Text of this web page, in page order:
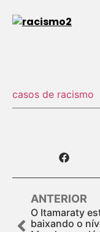
casos de racismo
ANTERIOR
O Itamaraty
baixando o